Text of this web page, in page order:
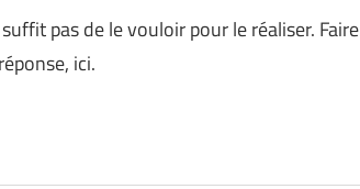
pas de le vouloir pour le réaliser. Faire
ici.